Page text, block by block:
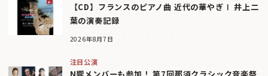
【CD】フランスのピアノ曲 近代の華やぎⅠ 井上二
葉の演奏記録
2026年8月7日
注目公演